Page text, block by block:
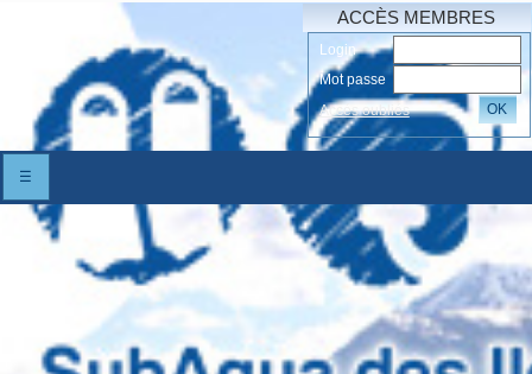
ACCÈS MEMBRES
Login
Mot passe
Accés oubliés
OK
☰